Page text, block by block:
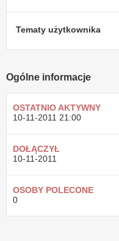
Tematy użytkownika
Ogólne informacje
OSTATNIO AKTYWNY
10-11-2011 21:00
DOŁĄCZYŁ
10-11-2011
OSOBY POLECONE
0